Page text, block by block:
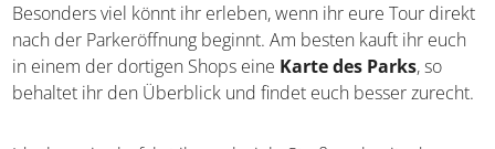
Im Camp eine entspannte Pause gönnen
Besonders viel könnt ihr erleben, wenn ihr eure Tour